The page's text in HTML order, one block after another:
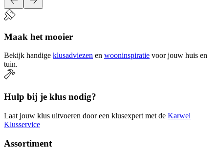
Maak het mooier
Bekijk handige klusadviezen en wooninspiratie voor jouw huis en
tuin.
Hulp bij je klus nodig?
Laat jouw klus uitvoeren door een klusexpert met de Karwei
Klusservice
Assortiment